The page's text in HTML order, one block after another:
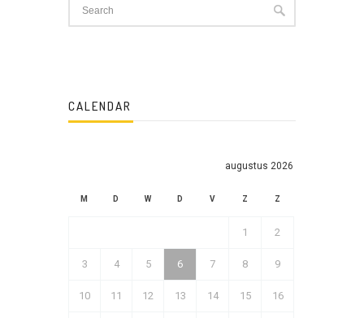
CALENDAR
augustus 2026
M D W D V Z Z
1 2
3 4 5 6 7 8 9
10 11 12 13 14 15 16